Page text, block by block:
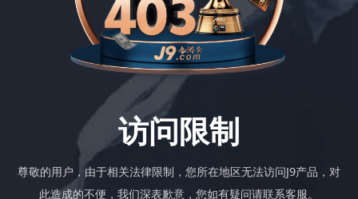
访问限制
尊敬的用户，由于相关法律限制，您所在地区无法访问J9产品，对
此造成的不便，我们深表歉意，您如有疑问请联系客服。